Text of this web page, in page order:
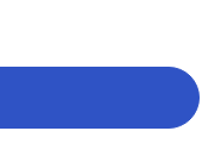
Stückweise